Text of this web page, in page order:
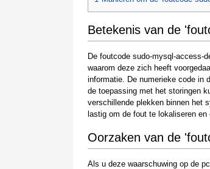
Betekenis van de
De foutcode sudo-mysql-access-
waarom deze zich heeft
informatie. De numerieke code in
de toepassing met het storingen
verschillende plekken binnen het
lastig om de fout te lokaliseren
Oorzaken van de
Als u deze waarschuwing op de